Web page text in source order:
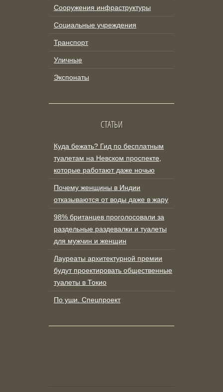
Сооружения инфраструктуры
Социальные учреждения
Транспорт
Уличные
Экспонаты
СТАТЬИ
Куда бежать? Гид по бесплатным
туалетам на Невском проспекте,
которые работают даже ночью
Почему женщины в Индии
отказываются от воды даже в жару
98% британцев проголосовали за
раздельные раздевалки и туалеты
для мужчин и женщин
Лауреаты архитектурной премии
будут проектировать общественные
туалеты в Токио
По уши. Спецпроект